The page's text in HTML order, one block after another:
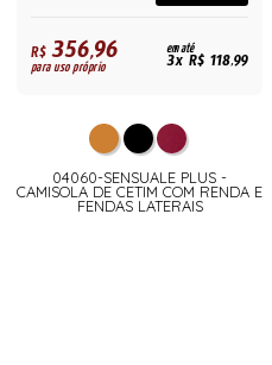
R$356,96
para uso próprio
em até
3x R$ 118,99
04060-SENSUALE PLUS -
CAMISOLA DE CETIM COM RENDA E
FENDAS LATERAIS